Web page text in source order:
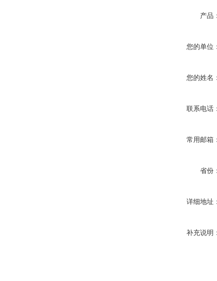
产品
您的单位
您的姓名
联系电话
常用邮箱
省份
详细地址
补充说明